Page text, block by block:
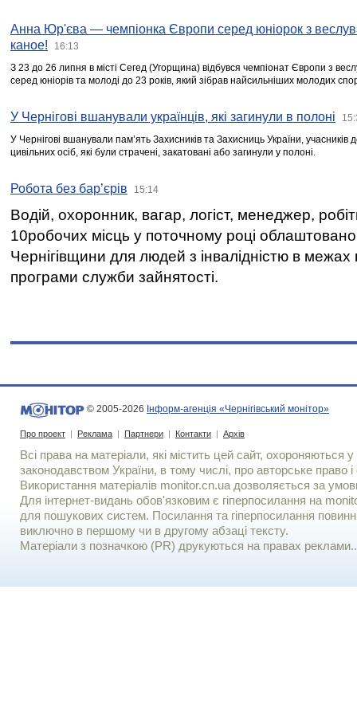
Анна Юр'єва — чемпіонка Європи серед юніорок з
каное!
16:13
З 23 до 26 липня в місті Сегед (Угорщина) відбувся чемпіонат Європи з
серед юніорів та молоді до 23 років, який зібрав найсильніших молодих
У Чернігові вшанували українців, які загинули в полоні
У Чернігові вшанували пам’ять Захисників та Захисниць України,
цивільних осіб, які були страчені, закатовані або загинули у полоні.
Робота без бар’єрів 15:14
Водій, охоронник, вагар, логіст, менеджер,
10робочих місць у поточному році
Чернігівщини для людей з інвалідністю в межах
програми служби зайнятості.
© 2005-2026 Інформ-агенція «Чернігівський монітор»
Про проект | Реклама | Партнери | Контакти | Архів
Всі права на матеріали, які містить цей сайт, охороняються у
законодавством України, в тому числі, про авторське право і
Використання матерiалiв monitor.cn.ua дозволяється за
Для iнтернет-видань обов'язковим є гiперпосилання на
для пошукових систем. Посилання та гіперпосилання
виключно в першому чи в другому абзаці тексту.
Матеріали з позначкою (PR) друкуються на правах реклами..